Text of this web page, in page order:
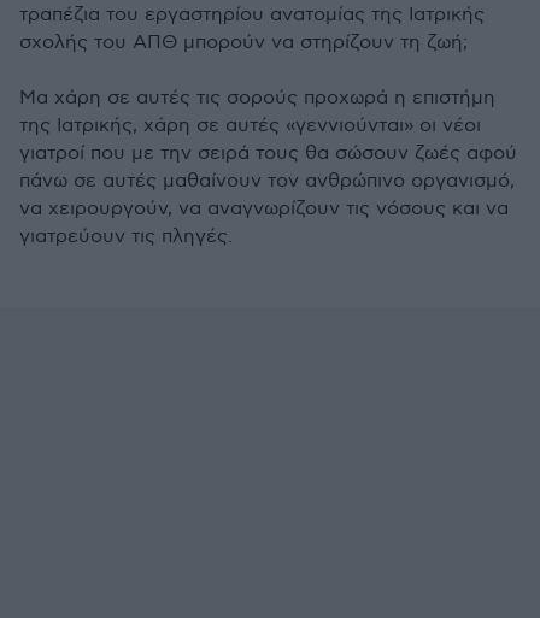
τραπέζια του εργαστηρίου ανατομίας της Ιατρικής
σχολής του ΑΠΘ μπορούν να στηρίζουν τη ζωή;
Μα χάρη σε αυτές τις σορούς προχωρά η επιστήμη
της Ιατρικής, χάρη σε αυτές «γεννιούνται» οι νέοι
γιατροί που με την σειρά τους θα σώσουν ζωές αφού
πάνω σε αυτές μαθαίνουν τον ανθρώπινο οργανισμό,
να χειρουργούν, να αναγνωρίζουν τις νόσους και να
γιατρεύουν τις πληγές.